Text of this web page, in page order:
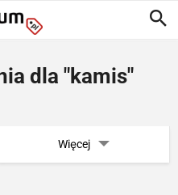
dla "kamis"
Więcej